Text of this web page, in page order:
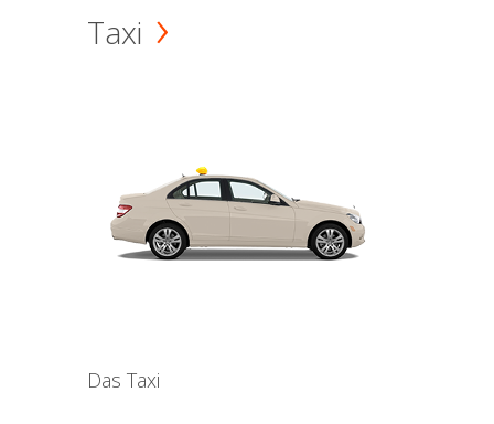
Taxi
Das Taxi